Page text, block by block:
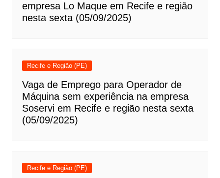
empresa Lo Maque em Recife e região
nesta sexta (05/09/2025)
Recife e Região (PE)
Vaga de Emprego para Operador de
Máquina sem experiência na empresa
Soservi em Recife e região nesta sexta
(05/09/2025)
Recife e Região (PE)